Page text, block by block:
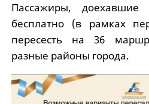
Пассажиры,
бесплатно (в рамках
пересесть на 36
разные районы города.